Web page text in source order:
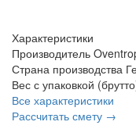
Характеристики
Производитель
Страна производства
Вес с упаковкой
Все характеристики
Рассчитать смету →